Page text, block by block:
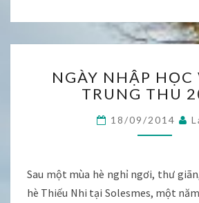
NHẬP
HỌC
TẾT
TRUNG
2014
NGÀY NHẬP HỌC
TRUNG THU
18/09/2014
Sau một mùa hè nghỉ ngơi, thư
hè Thiếu Nhi tại Solesmes, một